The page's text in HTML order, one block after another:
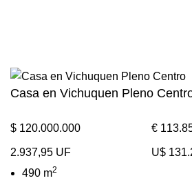
Casa en Vichuquen Pleno
$ 120.000.000 €
2.937,95 UF
U$
490 m2